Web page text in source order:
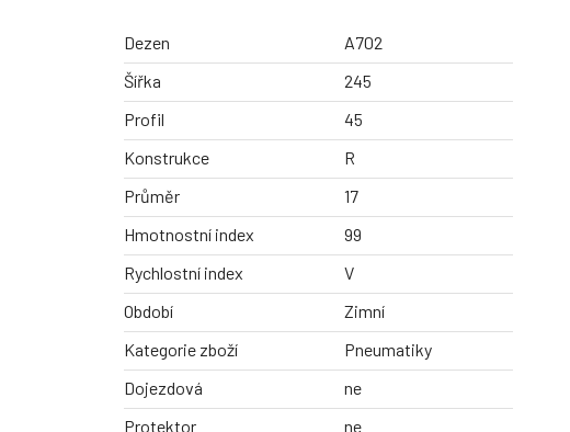
Dezen
A702
Šířka
245
Profil
45
Konstrukce
R
Průměr
17
Hmotnostní index
99
Rychlostní index
V
Období
Zimní
Kategorie zboží
Pneumatiky
Dojezdová
ne
Protektor
ne